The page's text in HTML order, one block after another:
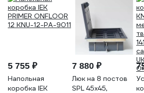
5 755 ₽
Напольная
коробка IEK
7 880 ₽
Люк на 8 постов
SPL 45x45,